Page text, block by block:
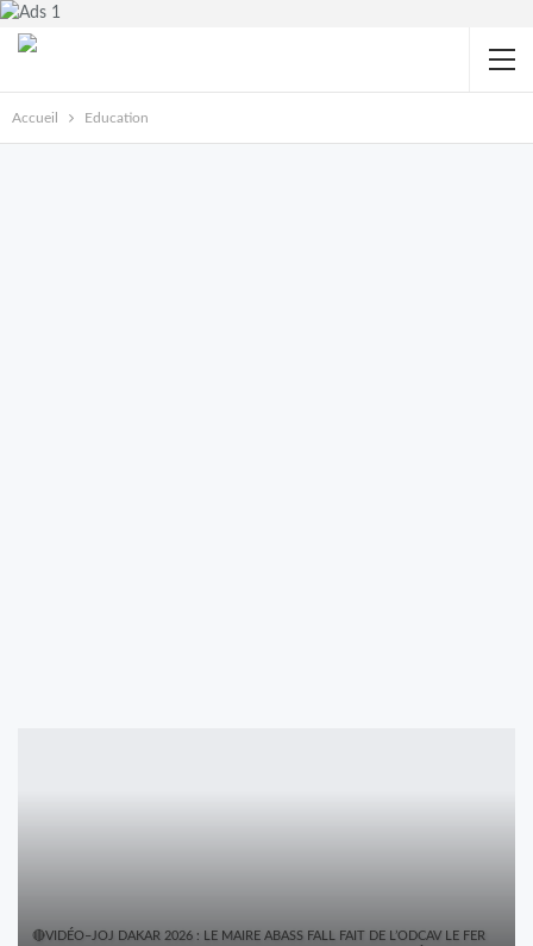
Accueil Education
🔴VIDÉO–JOJ DAKAR 2026 : LE MAIRE ABASS FALL FAIT DE L’ODCAV LE FER